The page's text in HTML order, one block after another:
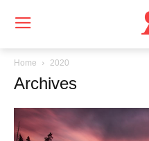
Home 2020
Archives